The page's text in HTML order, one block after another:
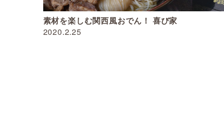
2020.2.25
素材を楽しむ関西風おでん！ 喜び家